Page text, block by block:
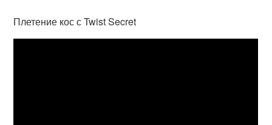
Плетение кос с Twist Secret